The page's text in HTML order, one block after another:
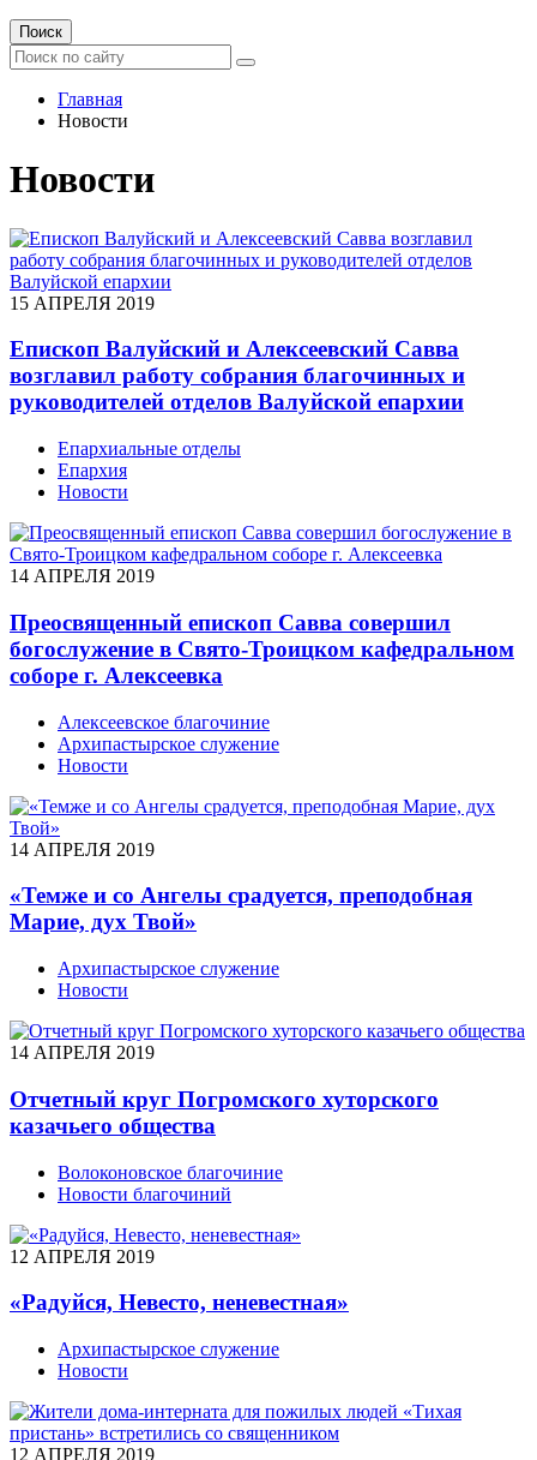
Поиск
Главная
Новости
Новости
15 АПРЕЛЯ 2019
Епископ Валуйский и Алексеевский Савва
возглавил работу собрания благочинных и
руководителей отделов Валуйской епархии
Епархиальные отделы
Епархия
Новости
14 АПРЕЛЯ 2019
Преосвященный епископ Савва совершил
богослужение в Свято-Троицком кафедральном
соборе г. Алексеевка
Алексеевское благочиние
Архипастырское служение
Новости
14 АПРЕЛЯ 2019
«Темже и со Ангелы срадуется, преподобная
Марие, дух Твой»
Архипастырское служение
Новости
14 АПРЕЛЯ 2019
Отчетный круг Погромского хуторского
казачьего общества
Волоконовское благочиние
Новости благочиний
12 АПРЕЛЯ 2019
«Радуйся, Невесто, неневестная»
Архипастырское служение
Новости
12 АПРЕЛЯ 2019